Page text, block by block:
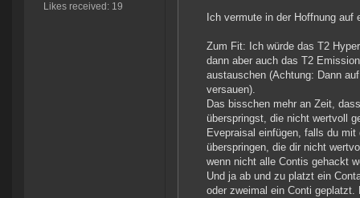
Likes received: 19
Ich vermute in der Hoffnung
Zum Fit: Ich würde das T2
dann aber auch das T2
austauschen (Achtung: Dann
versauen).
Das bisschen mehr an Zeit,
überspringst, die nicht wertvoll
Evepraisal einfügen, falls du
überspringen, die dir nicht
wenn nicht alle Contis gehackt
Und ja ab und zu platzt ein
oder zweimal ein Conti